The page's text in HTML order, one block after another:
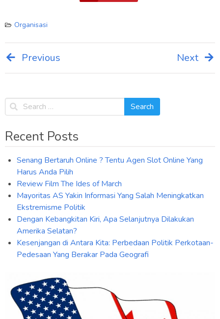
Organisasi
Post
navigation
Previous Next
Recent Posts
Senang Bertaruh Online ? Tentu Agen Slot Online Yang
Harus Anda Pilih
Review Film The Ides of March
Mayoritas AS Yakin Informasi Yang Salah Meningkatkan
Ekstremisme Politik
Dengan Kebangkitan Kiri, Apa Selanjutnya Dilakukan
Amerika Selatan?
Kesenjangan di Antara Kita: Perbedaan Politik Perkotaan-
Pedesaan Yang Berakar Pada Geografi